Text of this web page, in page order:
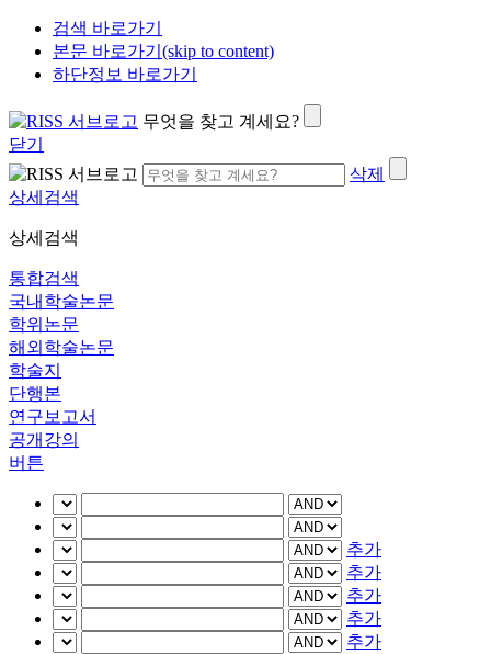
검색 바로가기
본문 바로가기(skip to content)
하단정보 바로가기
무엇을 찾고 계세요?
닫기
삭제
상세검색
상세검색
통합검색
국내학술논문
학위논문
해외학술논문
학술지
단행본
연구보고서
공개강의
버튼
추가
추가
추가
추가
추가